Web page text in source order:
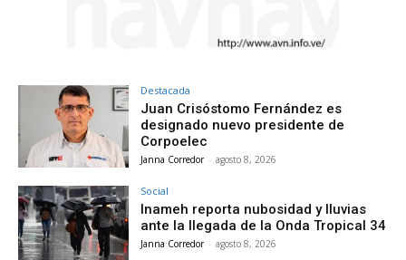
Destacada
Juan Crisóstomo Fernández es
designado nuevo presidente de
Corpoelec
Janna Corredor - agosto 8, 2026
Social
Inameh reporta nubosidad y lluvias
ante la llegada de la Onda Tropical 34
Janna Corredor - agosto 8, 2026